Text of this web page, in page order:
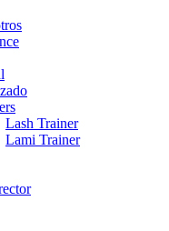
Lash Trainer
Lami Trainer